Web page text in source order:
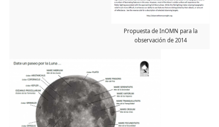
Propuesta de InOMN para la
observación de 2014